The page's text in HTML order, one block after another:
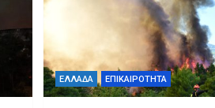
ΕΛΛΑΔΑ ΕΠΙΚΑΙΡΟΤΗΤΑ